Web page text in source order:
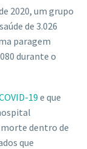
2020, um grupo
de 3.026
paragem
durante o
19 e que
dentro de
que